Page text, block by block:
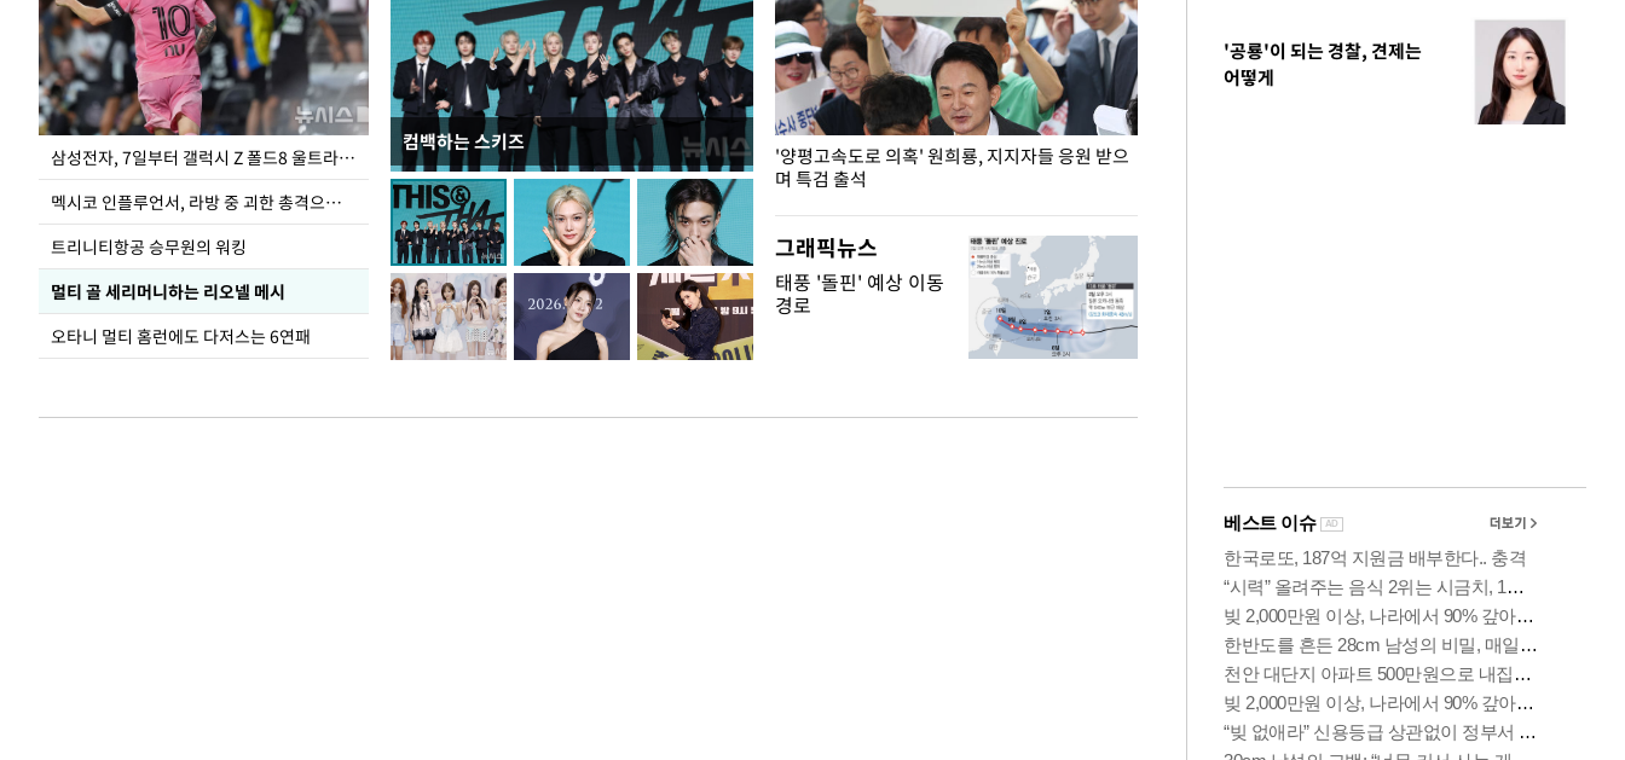
삼성전자, 7일부터 갤럭시 Z 폴드8 울트라·폴드8·플립8 출시
멕시코 인플루언서, 라방 중 괴한 총격으로 사망
트리니티항공 승무원의 워킹
멀티 골 세리머니하는 리오넬 메시
오타니 멀티 홈런에도 다저스는 6연패
컴백하는 스키즈
이재명 대통령, "수사·기소 분리 관련 대비책 최
선 다해 강구해야"
'양평고속도로 의혹' 원희룡, 지지자들 응원 받으
며 특검 출석
그래픽뉴스
태풍 '돌핀' 예상 이동
경로
'공룡'이 되는 경찰, 견제는
어떻게